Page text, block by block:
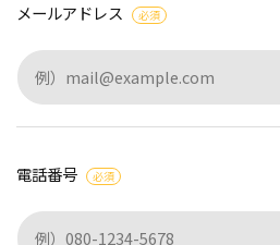
メールアドレス 必須
電話番号 必須